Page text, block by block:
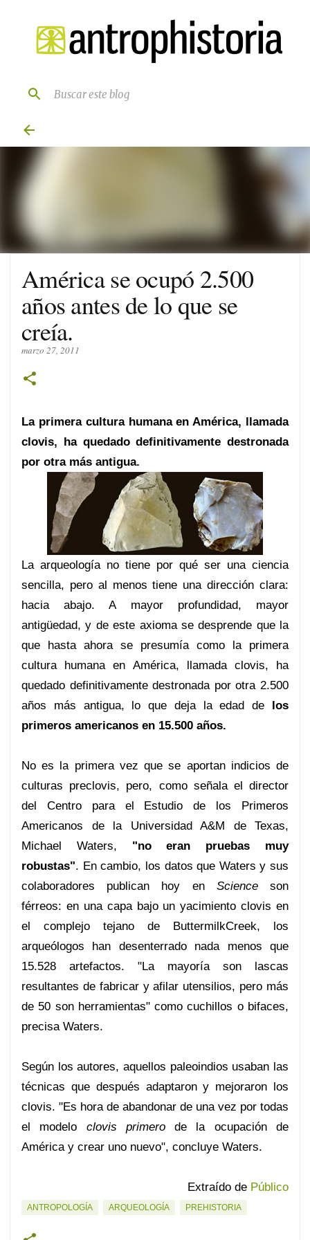
Ir al contenido principal
América se ocupó 2.500
años antes de lo que se
creía.
marzo 27, 2011
La primera cultura humana en América, llamada
clovis, ha quedado definitivamente destronada
por otra más antigua.
La arqueología no tiene por qué ser una ciencia
sencilla, pero al menos tiene una dirección clara:
hacia abajo. A mayor profundidad, mayor
antigüedad, y de este axioma se desprende que la
que hasta ahora se presumía como la primera
cultura humana en América, llamada clovis, ha
quedado definitivamente destronada por otra 2.500
años más antigua, lo que deja la edad de los
primeros americanos en 15.500 años.
No es la primera vez que se aportan indicios de
culturas preclovis, pero, como señala el director
del Centro para el Estudio de los Primeros
Americanos de la Universidad A&M de Texas,
Michael Waters, "no eran pruebas muy
robustas". En cambio, los datos que Waters y sus
colaboradores publican hoy en Scienceson
férreos: en una capa bajo un yacimiento clovis en
el complejo tejano de ButtermilkCreek, los
arqueólogos han desenterrado nada menos que
15.528 artefactos. "La mayoría son lascas
resultantes de fabricar y afilar utensilios, pero más
de 50 son herramientas" como cuchillos o bifaces,
precisa Waters.
Según los autores, aquellos paleoindios usaban las
técnicas que después adaptaron y mejoraron los
clovis. "Es hora de abandonar de una vez por todas
el modelo clovis primerode la ocupación de
América y crear uno nuevo", concluye Waters.
Extraído de Público
ANTROPOLOGÍA ARQUEOLOGÍA PREHISTORIA